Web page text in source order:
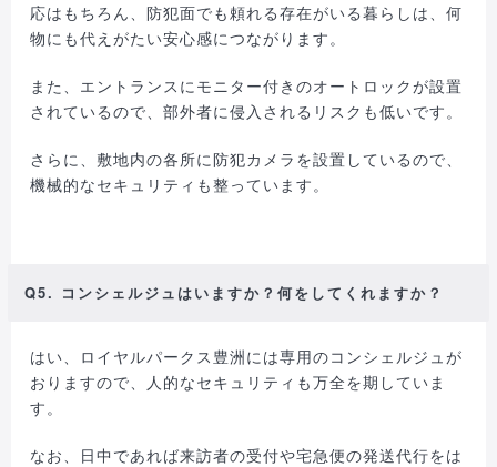
応はもちろん、防犯面でも頼れる存在がいる暮らしは、何
物にも代えがたい安心感につながります。
また、エントランスにモニター付きのオートロックが設置
されているので、部外者に侵入されるリスクも低いです。
さらに、敷地内の各所に防犯カメラを設置しているので、
機械的なセキュリティも整っています。
Q5. コンシェルジュはいますか？何をしてくれますか？
はい、ロイヤルパークス豊洲には専用のコンシェルジュが
おりますので、人的なセキュリティも万全を期していま
す。
なお、日中であれば来訪者の受付や宅急便の発送代行をは